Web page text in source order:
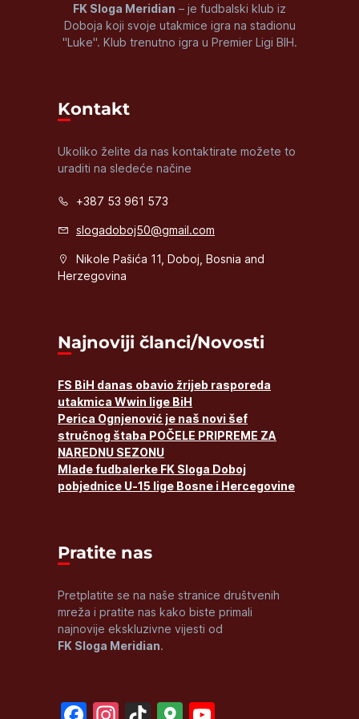
FK Sloga Meridian – je fudbalski klub iz
Doboja koji svoje utakmice igra na stadionu
"Luke". Klub trenutno igra u Premier Ligi BIH.
Kontakt
Ukoliko želite da nas kontaktirate možete to
uraditi na sledeće načine
+387 53 961 573
slogadoboj50@gmail.com
Nikole Pašića 11, Doboj, Bosnia and
Herzegovina
Najnoviji članci/Novosti
FS BiH danas obavio žrijeb rasporeda
utakmica Wwin lige BiH
Perica Ognjenović je naš novi šef
stručnog štaba POČELE PRIPREME ZA
NAREDNU SEZONU
Mlade fudbalerke FK Sloga Doboj
pobjednice U-15 lige Bosne i Hercegovine
Pratite nas
Pretplatite se na naše stranice društvenih
mreža i pratite nas kako biste primali
najnovije ekskluzivne vijesti od
FK Sloga Meridian.